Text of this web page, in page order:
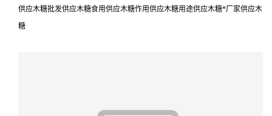
供应木糖批发供应木糖食用供应木糖作用供应木糖用途供应木糖*厂家供应木
糖